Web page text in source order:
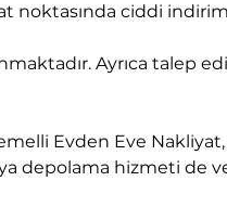
noktasında ciddi
Ayrıca talep
Evden Eve Nakliyat,
depolama hizmeti de